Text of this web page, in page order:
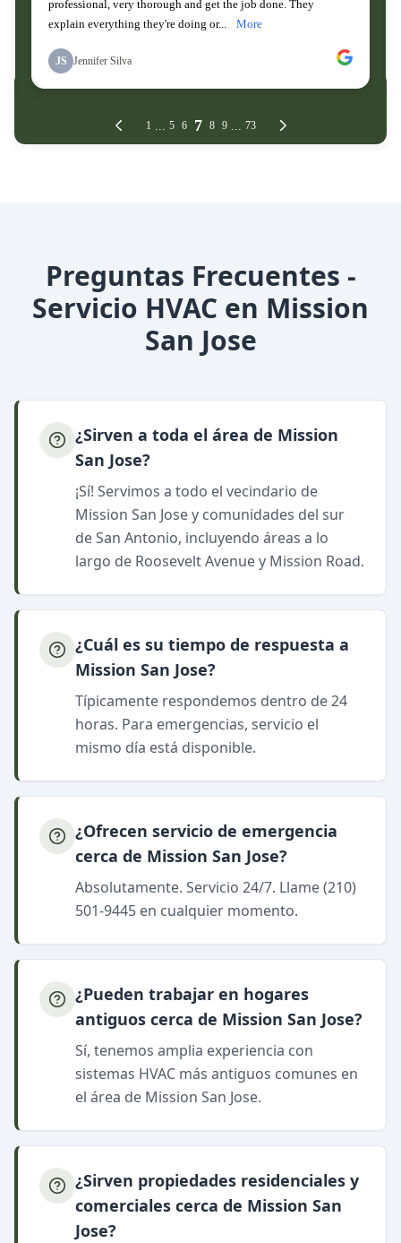
Preguntas Frecuentes -
Servicio HVAC en Mission
San Jose
¿Sirven a toda el área de Mission
San Jose?
¡Sí! Servimos a todo el vecindario de
Mission San Jose y comunidades del sur
de San Antonio, incluyendo áreas a lo
largo de Roosevelt Avenue y Mission Road.
¿Cuál es su tiempo de respuesta a
Mission San Jose?
Típicamente respondemos dentro de 24
horas. Para emergencias, servicio el
mismo día está disponible.
¿Ofrecen servicio de emergencia
cerca de Mission San Jose?
Absolutamente. Servicio 24/7. Llame (210)
501-9445 en cualquier momento.
¿Pueden trabajar en hogares
antiguos cerca de Mission San Jose?
Sí, tenemos amplia experiencia con
sistemas HVAC más antiguos comunes en
el área de Mission San Jose.
¿Sirven propiedades residenciales y
comerciales cerca de Mission San
Jose?